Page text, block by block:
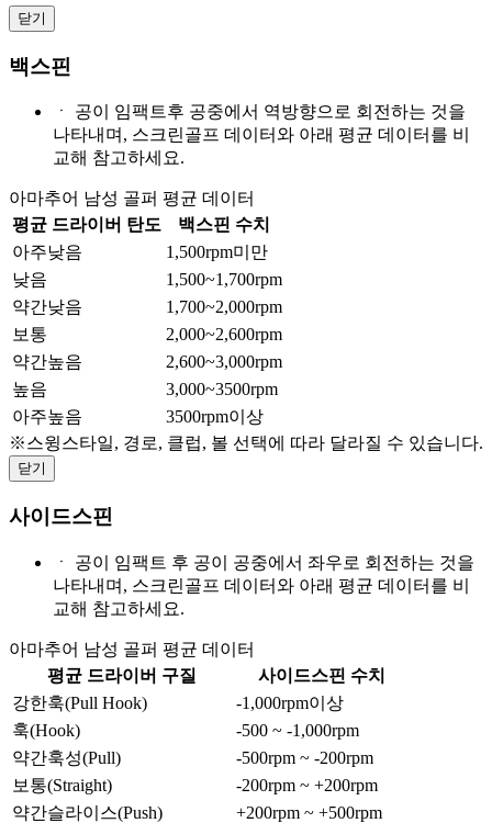
닫기
백스핀
ㆍ
공이 임팩트후 공중에서 역방향으로 회전하는 것을
나타내며, 스크린골프 데이터와 아래 평균 데이터를 비
교해 참고하세요.
아마추어 남성 골퍼 평균 데이터
평균 드라이버 탄도
백스핀 수치
아주낮음
1,500rpm미만
낮음
1,500~1,700rpm
약간낮음
1,700~2,000rpm
보통
2,000~2,600rpm
약간높음
2,600~3,000rpm
높음
3,000~3500rpm
아주높음
3500rpm이상
※스윙스타일, 경로, 클럽, 볼 선택에 따라 달라질 수 있습니다.
닫기
사이드스핀
ㆍ
공이 임팩트 후 공이 공중에서 좌우로 회전하는 것을
나타내며, 스크린골프 데이터와 아래 평균 데이터를 비
교해 참고하세요.
아마추어 남성 골퍼 평균 데이터
평균 드라이버 구질
사이드스핀 수치
강한훅(Pull Hook)
-1,000rpm이상
훅(Hook)
-500 ~ -1,000rpm
약간훅성(Pull)
-500rpm ~ -200rpm
보통(Straight)
-200rpm ~ +200rpm
약간슬라이스(Push)
+200rpm ~ +500rpm